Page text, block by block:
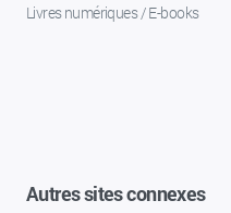
Livres numériques / E-books
Autres sites connexes